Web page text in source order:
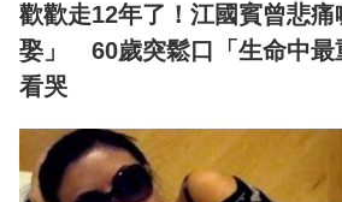
歡歡走12年了！江國賓曾悲
娶」 60歲突鬆口「生命中最
看哭